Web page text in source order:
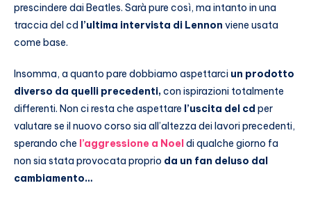
prescindere dai Beatles. Sarà pure così, ma intanto in una
traccia del cd l’ultima intervista di Lennon viene usata
come base.
Insomma, a quanto pare dobbiamo aspettarci un prodotto
diverso da quelli precedenti,con ispirazioni totalmente
differenti. Non ci resta che aspettare l’uscita del cd per
valutare se il nuovo corso sia all’altezza dei lavori precedenti,
sperando che l’aggressione a Noel di qualche giorno fa
non sia stata provocata proprio da un fan deluso dal
cambiamento…